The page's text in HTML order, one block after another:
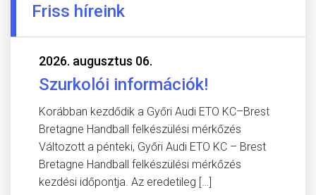
Friss híreink
2026. augusztus 06.
Szurkolói információk!
Korábban kezdődik a Győri Audi ETO KC–Brest
Bretagne Handball felkészülési mérkőzés
Változott a pénteki, Győri Audi ETO KC – Brest
Bretagne Handball felkészülési mérkőzés
kezdési időpontja. Az eredetileg […]